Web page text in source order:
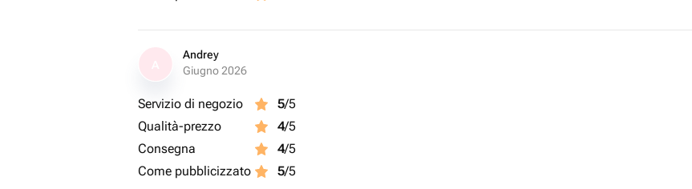
Andrey
Giugno 2026
Servizio di negozio 5/5
Qualità-prezzo
4/5
Consegna
4/5
Come pubblicizzato
5/5